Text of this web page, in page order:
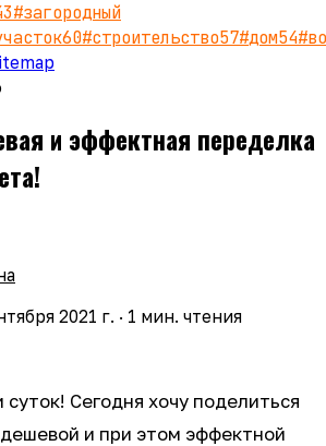
#загородный
60#строительство57#дом54#
и эффектная переделка
2021 г. · 1 мин. чтения
Сегодня хочу поделиться
и при этом эффектной